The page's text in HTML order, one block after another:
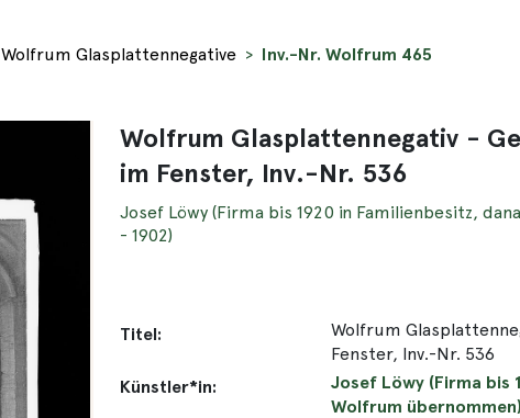
Wolfrum Glasplattennegative Inv.-Nr. Wolfrum 465
Wolfrum Glasplattennegativ -
im Fenster, Inv.-Nr. 536
Josef Löwy (Firma bis 1920 in Familienbesitz,
- 1902)
Titel:
Wolfrum
Fenster, Inv.-Nr. 536
Künstler*in:
Josef Löwy (Firma bis
Wolfrum